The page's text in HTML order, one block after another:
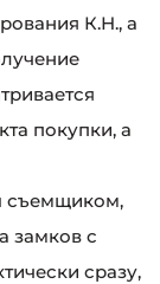
К.Н., а
покупки, а
съемщиком,
замков с
сразу,